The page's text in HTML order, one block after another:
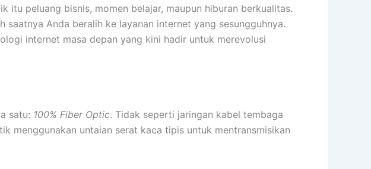
itu peluang bisnis, momen belajar, maupun hiburan berkualitas.
Anda beralih ke layanan internet yang sesungguhnya.
internet masa depan yang kini hadir untuk merevolusi
satu: 100% Fiber Optic. Tidak seperti jaringan kabel tembaga
menggunakan untaian serat kaca tipis untuk mentransmisikan